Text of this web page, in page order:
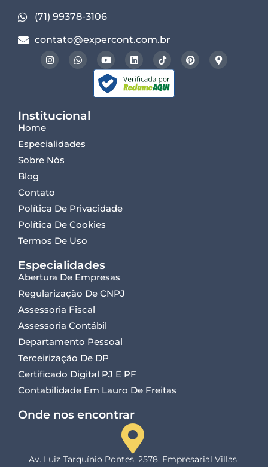
(71) 99378-3106
contato@expercont.com.br
Institucional
Home
Especialidades
Sobre Nós
Blog
Contato
Política De Privacidade
Política De Cookies
Termos De Uso
Especialidades
Abertura De Empresas
Regularização De CNPJ
Assessoria Fiscal
Assessoria Contábil
Departamento Pessoal
Terceirização De DP
Certificado Digital PJ E PF
Contabilidade Em Lauro De Freitas
Onde nos encontrar
Av. Luiz Tarquínio Pontes, 2578, Empresarial Villas